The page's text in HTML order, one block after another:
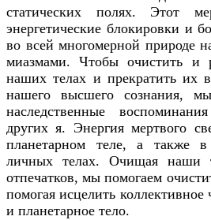
статических полях. Этот
энергетические блокировки и
во всей многомерной природе
миазмами. Чтобы очистить и
наших телах и прекратить их
нашего высшего сознания,
наследственные
других я. Энергия мертвого
планетарном теле, а также
личных телах. Очищая
отпечатков, мы помогаем
помогая исцелить коллективное
и планетарное тело.